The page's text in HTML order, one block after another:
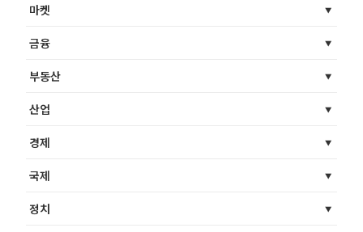
마켓
금융
부동산
산업
경제
국제
정치